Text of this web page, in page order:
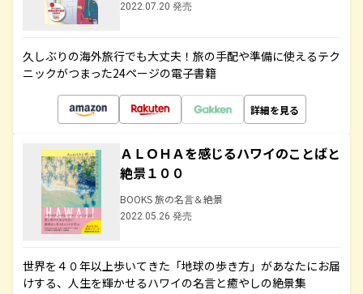
2022.07.20 発売
久しぶりの海外旅行でも大丈夫！旅の手配や準備に使えるテク
ニックがつまった24ページの電子書籍
詳細を見る
ＡＬＯＨＡを感じるハワイのことばと
絶景１００
BOOKS 旅の名言＆絶景
2022.05.26 発売
世界を４０年以上歩いてきた「地球の歩き方」があなたにお届
けする、人生を輝かせるハワイの名言と癒やしの絶景集